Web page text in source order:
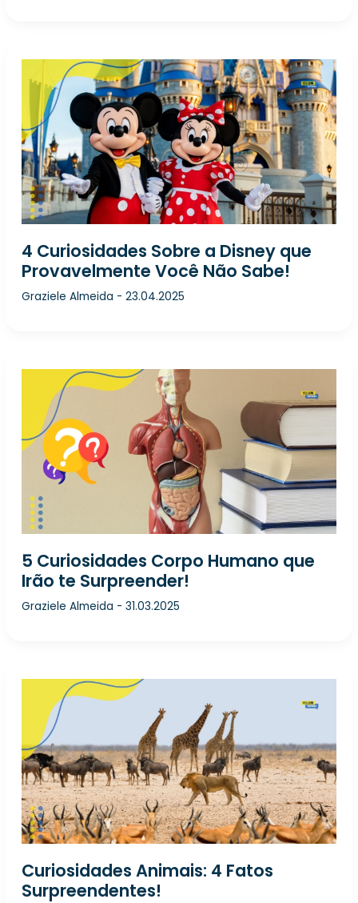
4 Curiosidades Sobre a Disney que
Provavelmente Você Não Sabe!
Graziele Almeida -23.04.2025
5 Curiosidades Corpo Humano que
Irão te Surpreender!
Graziele Almeida -31.03.2025
Curiosidades Animais: 4 Fatos
Surpreendentes!